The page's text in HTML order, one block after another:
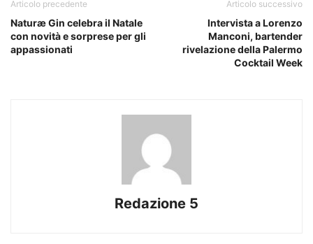
Articolo precedente
Naturæ Gin celebra il Natale
con novità e sorprese per gli
appassionati
Articolo successivo
Intervista a Lorenzo
Manconi, bartender
rivelazione della Palermo
Cocktail Week
Redazione 5